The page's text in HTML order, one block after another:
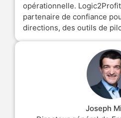
opérationnelle.
partenaire de confiance
directions, des outils de
Joseph